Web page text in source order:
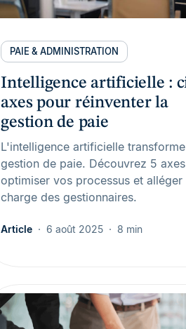
PAIE & ADMINISTRATION
Intelligence artificielle :
axes pour réinventer la
gestion de paie
L'intelligence artificielle
gestion de paie. Découvrez 5
optimiser vos processus et alléger
charge des gestionnaires.
Article 6 août 2025 8 min